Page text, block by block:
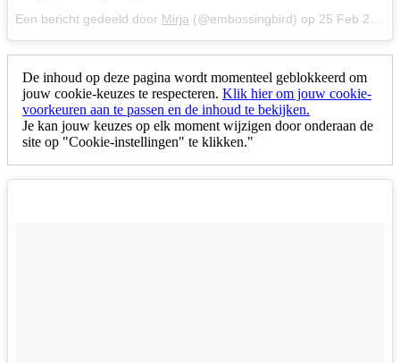
Een bericht gedeeld door Mirja (@embossingbird) op 25 Feb 2018 om 12:10 (PST)
De inhoud op deze pagina wordt momenteel geblokkeerd om
jouw cookie-keuzes te respecteren. Klik hier om jouw cookie-
voorkeuren aan te passen en de inhoud te bekijken.
Je kan jouw keuzes op elk moment wijzigen door onderaan de
site op "Cookie-instellingen" te klikken."